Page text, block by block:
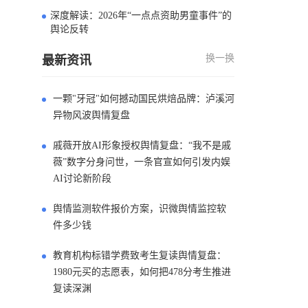
深度解读：2026年“一点点资助男童事件”的
舆论反转
最新资讯 换一换
一颗"牙冠"如何撼动国民烘焙品牌：泸溪河
异物风波舆情复盘
戚薇开放AI形象授权舆情复盘：“我不是戚
薇”数字分身问世，一条官宣如何引发内娱
AI讨论新阶段
舆情监测软件报价方案，识微舆情监控软
件多少钱
教育机构标错学费致考生复读舆情复盘：
1980元买的志愿表，如何把478分考生推进
复读深渊